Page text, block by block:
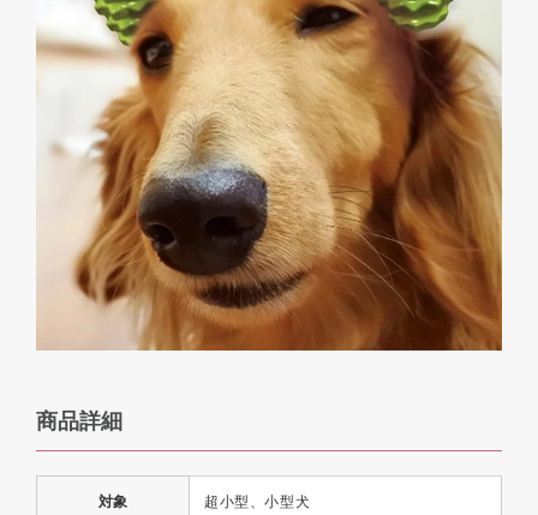
商品詳細
対象 超小型、小型犬